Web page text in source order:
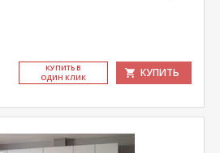
КУ­ПИТЬ В
ОДИН КЛИК
КУПИТЬ